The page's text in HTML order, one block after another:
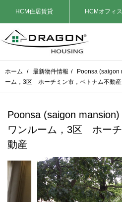
HCM住居賃貸 HCMオフィス
ホーム / 最新物件情報 /
Poonsa (saigon
ーム，3区 ホーチミン市，ベトナム不動産
Poonsa (saigon mansion)
ワンルーム，3区 ホー
動産